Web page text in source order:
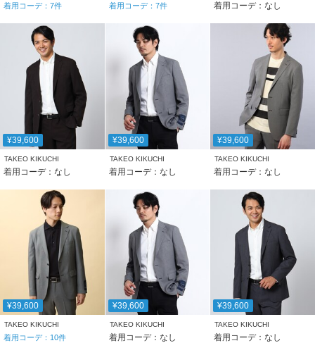
着用コーデ： 7件 着用コーデ： 7件 着用コーデ：なし
¥39,600
TAKEO KIKUCHI
着用コーデ：なし
¥39,600
TAKEO KIKUCHI
着用コーデ：なし
¥39,600
TAKEO KIKUCHI
着用コーデ：なし
¥39,600
TAKEO KIKUCHI
着用コーデ： 10件
¥39,600
TAKEO KIKUCHI
着用コーデ：なし
¥39,600
TAKEO KIKUCHI
着用コーデ：なし